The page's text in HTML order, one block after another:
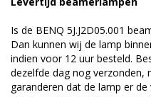
Is de BENQ 5J.J2D05.001
Dan kunnen wij de lamp
indien voor 12 uur besteld.
dezelfde dag nog verzonden,
garanderen dat de lamp er